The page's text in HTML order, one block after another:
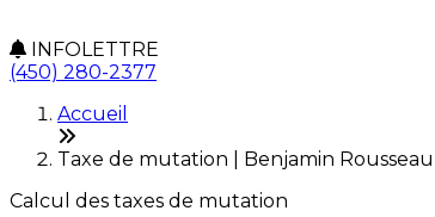
INFOLETTRE
(450) 280-2377
Accueil
Taxe de mutation | Benjamin Rousseau
Calcul des taxes de mutation